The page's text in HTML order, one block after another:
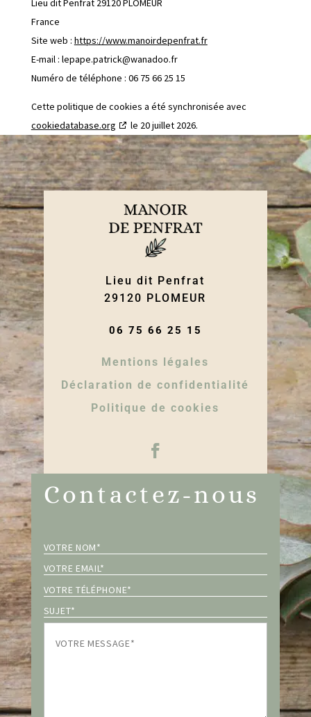
France
Site web : https://www.manoirdepenfrat.fr
E-mail : lepape.patrick@wanadoo.fr
Numéro de téléphone : 06 75 66 25 15
Cette politique de cookies a été synchronisée avec
cookiedatabase.org
le 20 juillet 2026.
Lieu dit Penfrat
29120 PLOMEUR
06 75 66 25 15
Mentions légales
Déclaration de confidentialité
Politique de cookies
Contactez-nous